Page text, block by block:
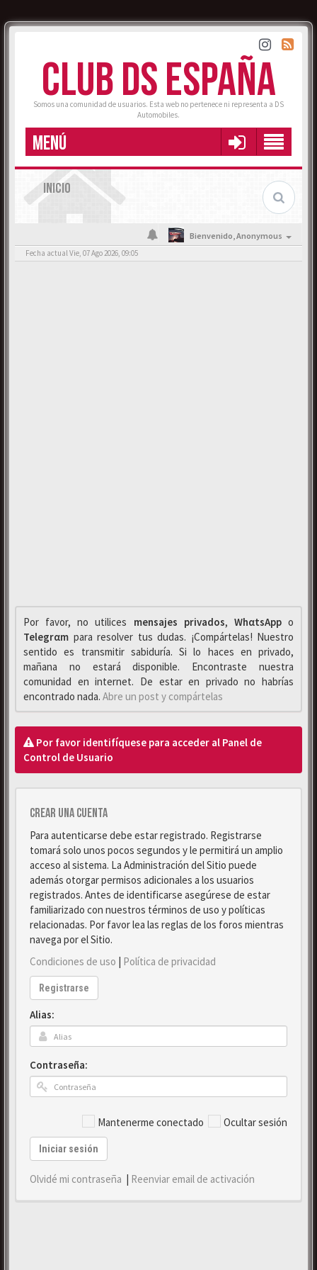
CLUB DS ESPAÑA
Somos una comunidad de usuarios. Esta web no pertenece ni representa a DS
Automobiles.
MENÚ
INICIO
Bienvenido,Anonymous
Fecha actual Vie, 07 Ago 2026, 09:05
Por favor, no utilices mensajes privados, WhαtsAppo
Telegrαm para resolver tus dudas. ¡Compártelas! Nuestro
sentido es transmitir sabiduría. Si lo haces en privado,
mañana no estará disponible. Encontraste nuestra
comunidad en internet. De estar en privado no habrías
encontrado nada. Abre un post y compártelas
Por favor identifíquese para acceder al Panel de
Control de Usuario
Crear una cuenta
Para autenticarse debe estar registrado. Registrarse
tomará solo unos pocos segundos y le permitirá un amplio
acceso al sistema. La Administración del Sitio puede
además otorgar permisos adicionales a los usuarios
registrados. Antes de identificarse asegúrese de estar
familiarizado con nuestros términos de uso y políticas
relacionadas. Por favor lea las reglas de los foros mientras
navega por el Sitio.
Condiciones de uso | Política de privacidad
Registrarse
Alias:
Contraseña:
Mantenerme conectado Ocultar sesión
Iniciar sesión
Olvidé mi contraseña | Reenviar email de activación